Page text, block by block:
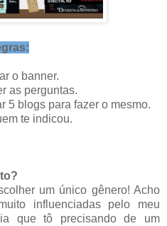
o banner.
as perguntas.
5 blogs para fazer o mesmo.
te indicou.
um único gênero! Acho
influenciadas pelo meu
que tô precisando de um